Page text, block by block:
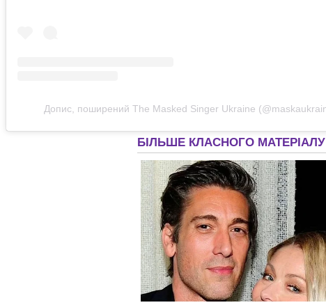
Допис, поширений The Masked Singer Ukraine